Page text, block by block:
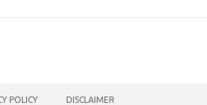
POLICY DISCLAIMER